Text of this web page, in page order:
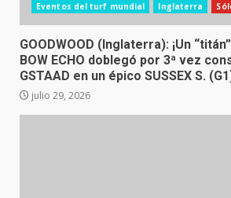
Eventos del turf mundial Inglaterra
GOODWOOD (Inglaterra): ¡Un
BOW ECHO doblegó por 3ª vez
GSTAAD en un épico SUSSEX S.
julio 29, 2026